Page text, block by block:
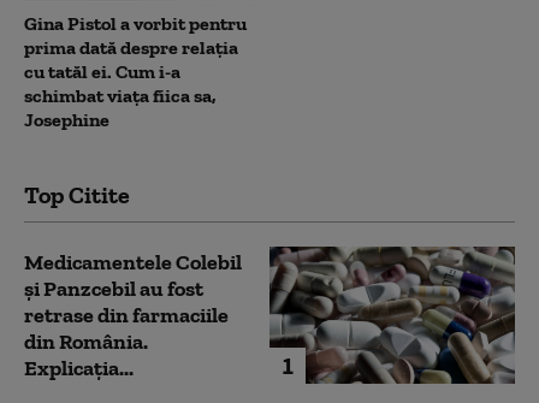
Gina Pistol a vorbit pentru
prima dată despre relația
cu tatăl ei. Cum i-a
schimbat viața fiica sa,
Josephine
Top Citite
1
Medicamentele Colebil
și Panzcebil au fost
retrase din farmaciile
din România.
Explicația...